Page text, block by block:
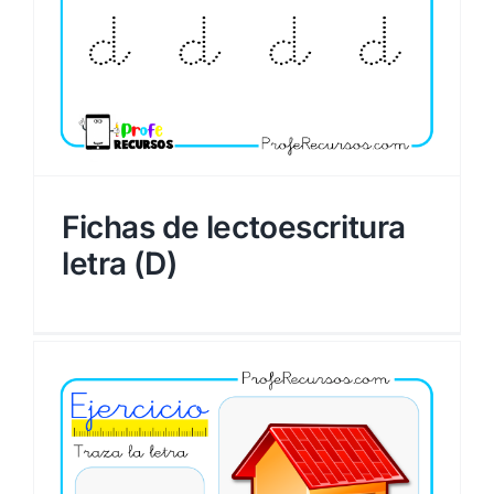
Fichas de lectoescritura
letra (D)